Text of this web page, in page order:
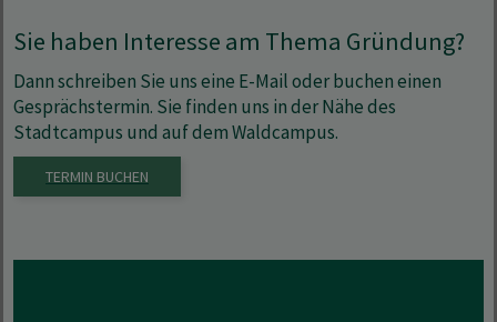
Sie haben Interesse am Thema Gründung?
Dann schreiben Sie uns eine E-Mail oder buchen einen
Gesprächstermin. Sie finden uns in der Nähe des
Stadtcampus und auf dem Waldcampus.
TERMIN BUCHEN